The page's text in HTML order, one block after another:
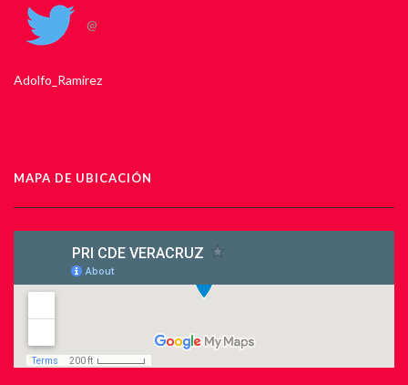
@
Adolfo_Ramirez
MAPA DE UBICACIÓN